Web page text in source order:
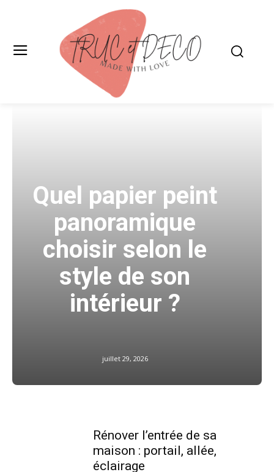
Quel papier peint
panoramique
choisir selon le
style de son
intérieur ?
juillet 29, 2026
Rénover l’entrée de sa
maison : portail, allée,
éclairage